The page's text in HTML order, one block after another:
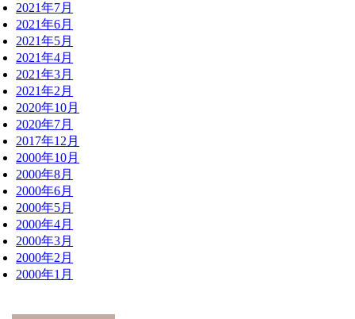
2021年7月
2021年6月
2021年5月
2021年4月
2021年3月
2021年2月
2020年10月
2020年7月
2017年12月
2000年10月
2000年8月
2000年6月
2000年5月
2000年4月
2000年3月
2000年2月
2000年1月